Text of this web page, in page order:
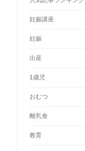
妊娠講座
妊娠
出産
1歳児
おむつ
離乳食
教育